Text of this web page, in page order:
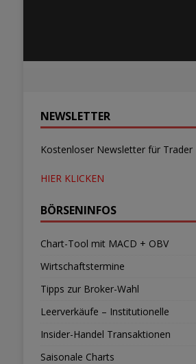
NEWSLETTER
Kostenloser Newsletter für Trader
HIER KLICKEN
BÖRSENINFOS
Chart-Tool mit MACD + OBV
Wirtschaftstermine
Tipps zur Broker-Wahl
Leerverkäufe – Institutionelle
Insider-Handel Transaktionen
Saisonale Charts